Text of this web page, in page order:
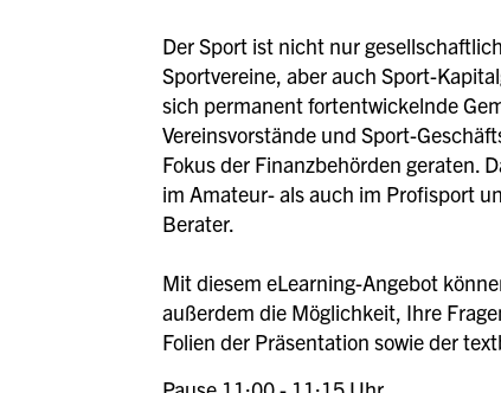
Der Sport ist nicht nur
Sportvereine, aber auch Sport-
sich permanent fortentwickelnde
Vereinsvorstände und Sport-
Fokus der Finanzbehörden geraten.
im Amateur- als auch im Profisport
Berater.
Mit diesem eLearning-Angebot
außerdem die Möglichkeit, Ihre
Folien der Präsentation sowie der